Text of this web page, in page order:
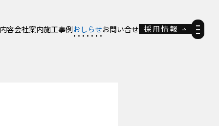
容会社案内施工事例おしらせお問い合せ 採用情報